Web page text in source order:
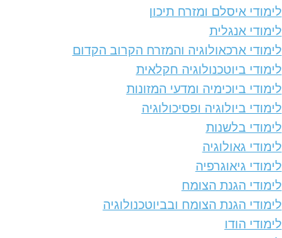
לימודי איסלם ומזרח תיכון
לימודי אנגלית
לימודי ארכאולוגיה והמזרח הקרוב הקדום
לימודי ביוטכנולוגיה חקלאית
לימודי ביוכימיה ומדעי המזונות
לימודי ביולוגיה ופסיכולוגיה
לימודי בלשנות
לימודי גאולוגיה
לימודי גיאוגרפיה
לימודי הגנת הצומח
לימודי הגנת הצומח ובביוטכנולוגיה
לימודי הודו